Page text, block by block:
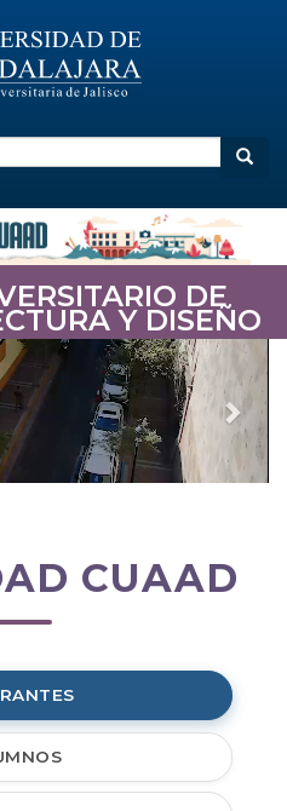
DE
Y DISEÑO
Next
CUAAD